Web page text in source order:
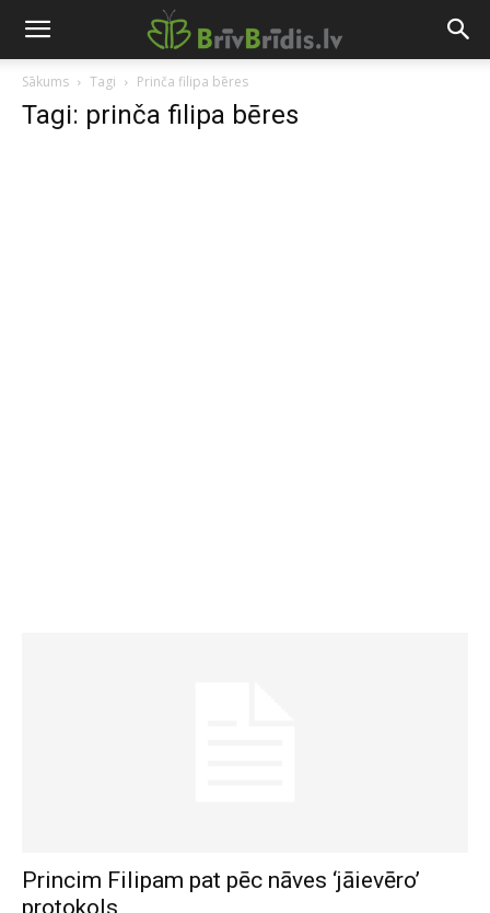
Sākums Tagi Prinča filipa bēres
Tagi: prinča filipa bēres
Princim Filipam pat pēc nāves ‘jāievēro’